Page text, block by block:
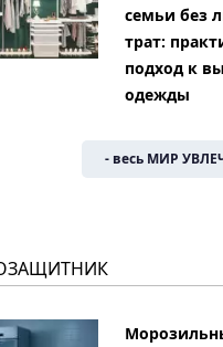
семьи без
трат:
подход к
одежды
- весь МИР